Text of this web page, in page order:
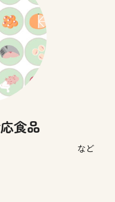
食品
など